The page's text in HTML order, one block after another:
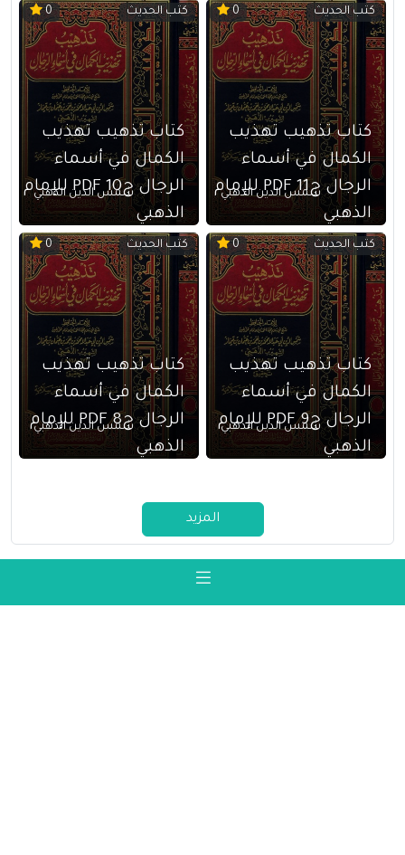
كتب الحديث 0
كتاب تذهيب تهذيب
الكمال في أسماء
الرجال ج11 PDF للإمام
الذهبي
شمس الدين الذهبي
كتب الحديث 0
كتاب تذهيب تهذيب
الكمال في أسماء
الرجال ج10 PDF للإمام
الذهبي
شمس الدين الذهبي
كتب الحديث 0
كتاب تذهيب تهذيب
الكمال في أسماء
الرجال ج9 PDF للإمام
الذهبي
شمس الدين الذهبي
كتب الحديث 0
كتاب تذهيب تهذيب
الكمال في أسماء
الرجال ج8 PDF للإمام
الذهبي
شمس الدين الذهبي
المزيد